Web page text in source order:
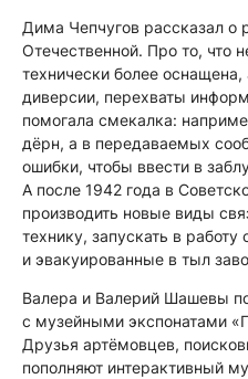
Дима Чепчугов рассказал о
Отечественной. Про то, что
технически более
диверсии, перехваты
помогала смекалка:
дёрн, а в передаваемых
ошибки, чтобы ввести в
А после 1942 года в
производить новые виды
технику, запускать в работу
и эвакуированные в тыл
Валера и Валерий Шашевы
с музейными экспонатами
Друзья артёмовцев,
пополняют интерактивный